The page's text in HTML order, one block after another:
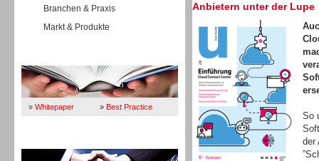
Branchen & Praxis
Markt & Produkte
» Whitepaper » Best Practice
Anbietern unter der Lupe
So
der